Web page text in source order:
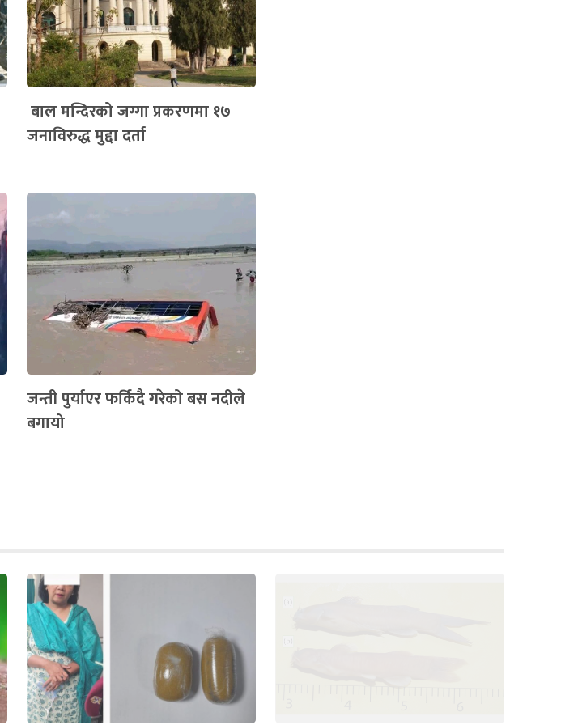
बाल मन्दिरको जग्गा प्रकरणमा १७
जनाविरुद्ध मुद्दा दर्ता
जन्ती पुर्याएर फर्किदै गरेको बस नदीले
बगायो